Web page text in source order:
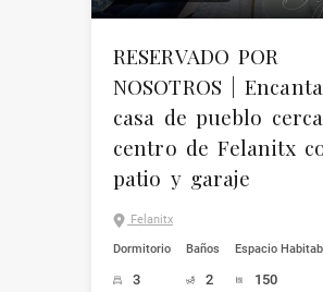
RESERVADO POR
NOSOTROS |
casa de pueblo
centro de Felanitx
patio y garaje
Felanitx
Dormitorio
3
Baños
2
Espacio
150